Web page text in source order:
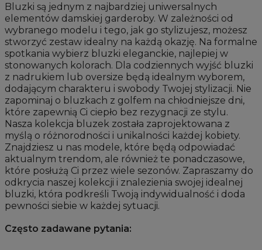
Bluzki są jednym z najbardziej uniwersalnych
elementów damskiej garderoby. W zależności od
wybranego modelu i tego, jak go stylizujesz, możesz
stworzyć zestaw idealny na każdą okazję. Na formalne
spotkania wybierz bluzki eleganckie, najlepiej w
stonowanych kolorach. Dla codziennych wyjść bluzki
z nadrukiem lub oversize będą idealnym wyborem,
dodającym charakteru i swobody Twojej stylizacji. Nie
zapominaj o bluzkach z golfem na chłodniejsze dni,
które zapewnią Ci ciepło bez rezygnacji ze stylu.
Nasza kolekcja bluzek została zaprojektowana z
myślą o różnorodności i unikalności każdej kobiety.
Znajdziesz u nas modele, które będą odpowiadać
aktualnym trendom, ale również te ponadczasowe,
które posłużą Ci przez wiele sezonów. Zapraszamy do
odkrycia naszej kolekcji i znalezienia swojej idealnej
bluzki, która podkreśli Twoją indywidualność i doda
pewności siebie w każdej sytuacji.
Często zadawane pytania: